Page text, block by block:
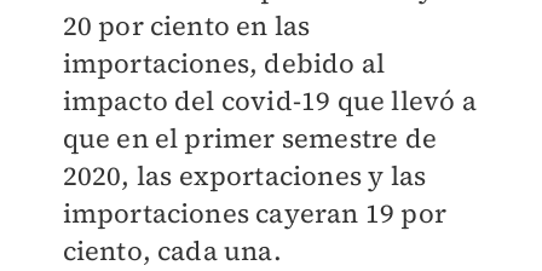
20 por ciento en las
importaciones, debido al
impacto del covid-19 que llevó a
que en el primer semestre de
2020, las exportaciones y las
importaciones cayeran 19 por
ciento, cada una.